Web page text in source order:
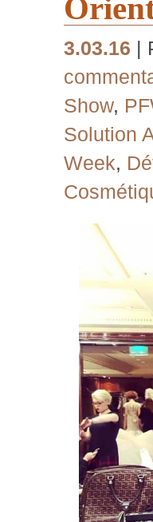
3.03.16 |
Show,
Solution
Week,